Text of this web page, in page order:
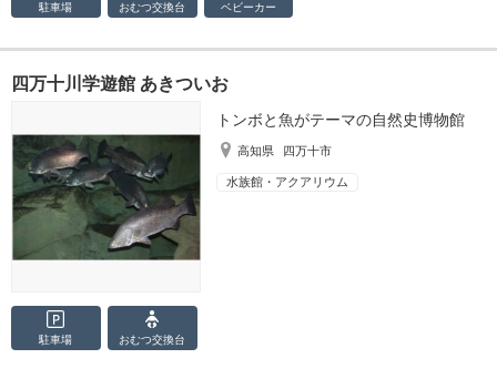
駐車場 おむつ交換台 ベビーカー
四万十川学遊館 あきついお
トンボと魚がテーマの自然史博物館
高知県 四万十市
水族館・アクアリウム
駐車場 おむつ交換台